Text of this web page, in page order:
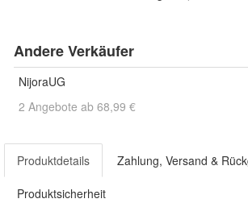
Andere Verkäufer
NijoraUG
2 Angebote ab 68,99 €
Produktdetails Zahlung, Versand &
Produktsicherheit